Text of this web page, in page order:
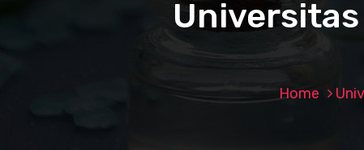
Universitas
Home